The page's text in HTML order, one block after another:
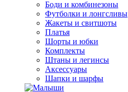
Боди и комбинезоны
Футболки и лонгсливы
Жакеты и свитшоты
Платья
Шорты и юбки
Комплекты
Штаны и легинсы
Аксессуары
Шапки и шарфы